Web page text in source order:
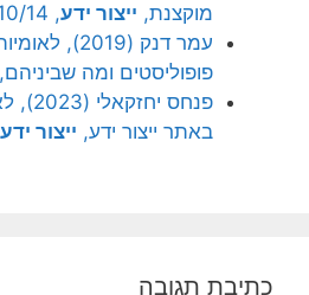
מוקצנת, ייצור ידע, 12/10/14.
עמר דנק
פופוליסטים ומה שביניהם,
פנחס
באתר ייצור ידע, ייצור ידע
כתיבת תגובה